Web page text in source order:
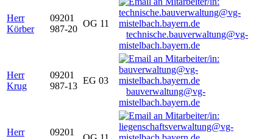
Herr
Körber
09201
987-20
OG 11
technische.bauverwaltung@vg-
mistelbach.bayern.de
Herr
Krug
09201
987-13
EG 03
bauverwaltung@vg-
mistelbach.bayern.de
Herr
09201